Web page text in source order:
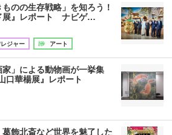
のの生存戦略」を知ろう！
展』レポート ナビゲ…
ジャー アート
家」による動物画が一挙集
華楊展』レポート
飾北斎など世界を魅了した